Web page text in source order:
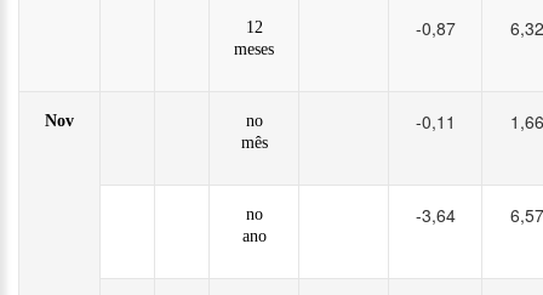
12
meses
-0,87 6,32
Nov
no
mês
-0,11 1,66
no
ano
-3,64 6,57